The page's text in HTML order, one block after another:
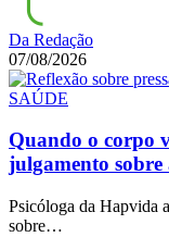
Da Redação
07/08/2026
SAÚDE
Quando o corpo
julgamento sobre
Psicóloga da Hapvida
sobre…